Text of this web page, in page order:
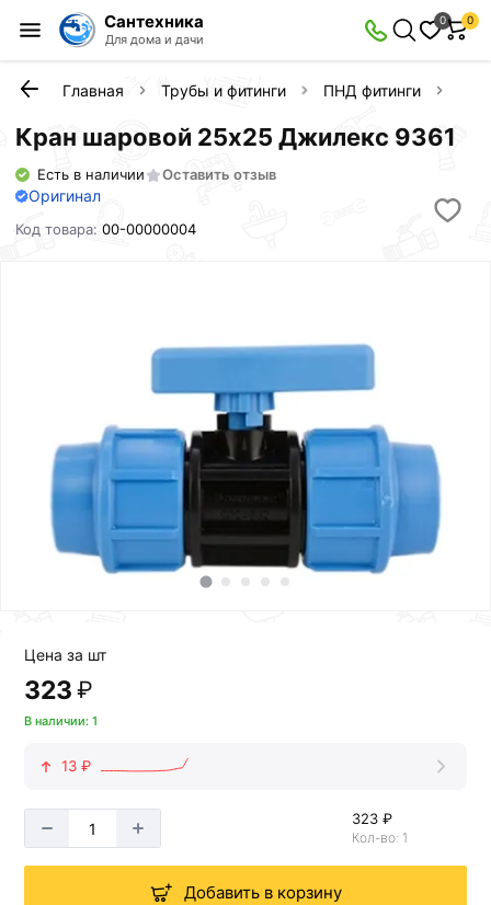
Сантехника
Для дома и дачи
0 0
Главная Трубы и фитинги ПНД фитинги
Кран шаровой 25х25 Джилекс 9361
Есть в наличии Оставить отзыв
Оригинал
Код товара:00-00000004
Цена за шт
323 ₽
В наличии: 1
13 ₽
323 ₽
Кол-во: 1
Добавить в корзину